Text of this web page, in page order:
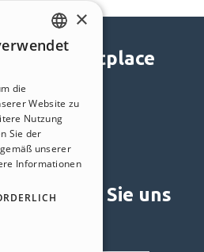
Marketplace
Templates
Objekte
Credits
Angebote
Folgen Sie uns
ENGLISH
GERMAN
SPANISH
PORTUGUESE
×
die
Website zu
Nutzung
Sie der
unserer
Informationen